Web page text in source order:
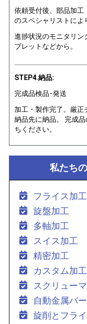
依頼受付後、部品加工
のスペシャリストによ
進捗状況のモニタリン
ブレットなどから。
STEP4.納品:
完成品検品･発送
加工・製作完了。厳正
納品先に納品。 完成
ちください。
私たち
フライス加工
旋盤加工
多軸加工
スイス加工
精密加工
カスタム加工
スクリュー
自動金属バ
旋削とフラ